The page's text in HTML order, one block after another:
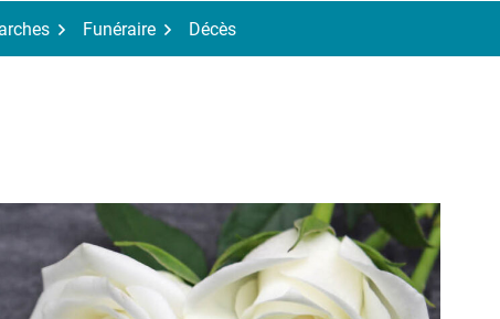
Funéraire Décès